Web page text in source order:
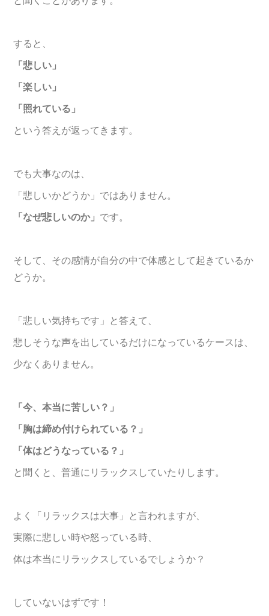
すると、
「悲しい」
「楽しい」
「照れている」
という答えが返ってきます。
でも大事なのは、
「悲しいかどうか」ではありません。
「なぜ悲しいのか」 です。
そして、その感情が自分の中で体感として起きているか
どうか。
「悲しい気持ちです」と答えて、
悲しそうな声を出しているだけになっているケースは、
少なくありません。
「今、本当に苦しい？」
「胸は締め付けられている？」
「体はどうなっている？」
と聞くと、普通にリラックスしていたりします。
よく「リラックスは大事」と言われますが、
実際に悲しい時や怒っている時、
体は本当にリラックスしているでしょうか？
していないはずです！